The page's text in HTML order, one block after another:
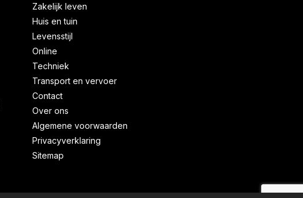
Zakelijk leven
Huis en tuin
Levensstijl
Online
Techniek
Transport en vervoer
Contact
Over ons
Algemene voorwaarden
Privacyverklaring
Sitemap